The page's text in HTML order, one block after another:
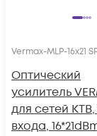
Vermax-MLP-16x21
Оптический
усилитель
для сетей КТВ,
входа,